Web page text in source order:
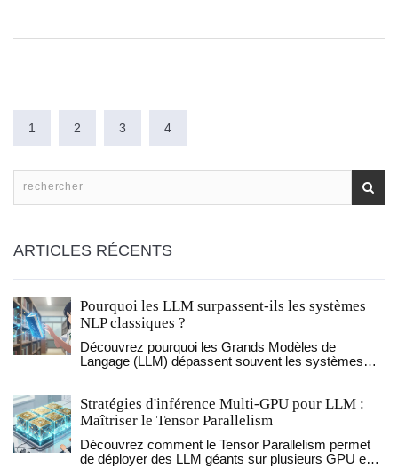
1 2 3 4
ARTICLES RÉCENTS
Pourquoi les LLM surpassent-ils les systèmes
NLP classiques ?
Découvrez pourquoi les Grands Modèles de
Langage (LLM) dépassent souvent les systèmes
limites face aux modèles spécialisés.
Stratégies d'inférence Multi-GPU pour LLM :
Maîtriser le Tensor Parallelism
Découvrez comment le Tensor Parallelism permet
de déployer des LLM géants sur plusieurs GPU en